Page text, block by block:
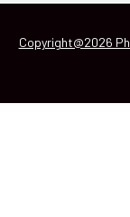
Copyright@2026